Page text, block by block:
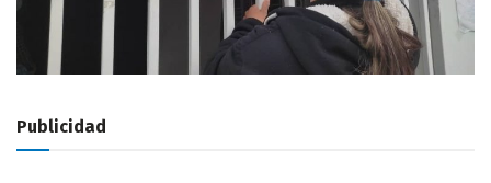
Publicidad